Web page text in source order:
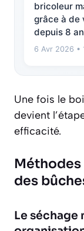
bricoleur
grâce à de
depuis 8
6 Avr 2026 •
Une fois le
devient
efficacité.
des
Le séchage